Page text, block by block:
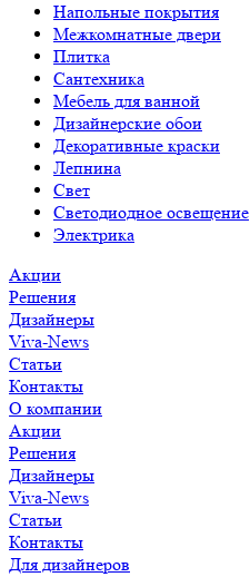
Напольные покрытия
Межкомнатные двери
Плитка
Сантехника
Мебель для ванной
Дизайнерские обои
Декоративные краски
Лепнина
Свет
Светодиодное освещение
Электрика
Акции
Решения
Дизайнеры
Viva-News
Статьи
Контакты
О компании
Акции
Решения
Дизайнеры
Viva-News
Статьи
Контакты
Для дизайнеров